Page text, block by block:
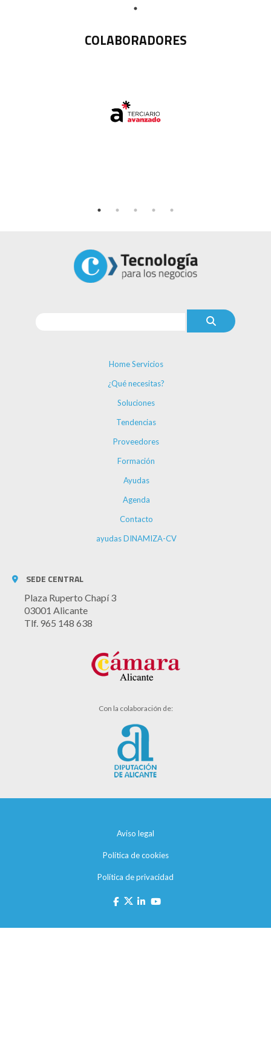
COLABORADORES
Home Servicios
¿Qué necesitas?
Soluciones
Tendencias
Proveedores
Formación
Ayudas
Agenda
Contacto
ayudas DINAMIZA-CV
SEDE CENTRAL
Plaza Ruperto Chapí 3
03001 Alicante
Tlf. 965 148 638
Con la colaboración de:
Aviso legal
Política de cookies
Política de privacidad